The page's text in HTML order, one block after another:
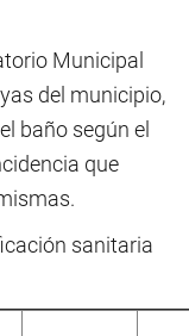
Municipal
del municipio,
baño según el
que
sanitaria